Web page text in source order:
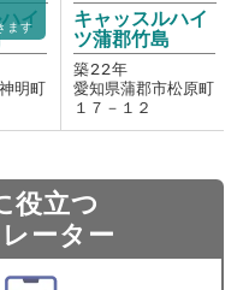
イ
明町
キャッスルハイ
ツ蒲郡竹島
築22年
愛知県蒲郡市松原町
１７－１２
ます
役立つ
ーター